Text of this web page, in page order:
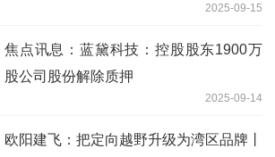
2025-09-15
焦点讯息：蓝黛科技：控股股东1900万
股公司股份解除质押
2025-09-14
欧阳建飞：把定向越野升级为湾区品牌丨